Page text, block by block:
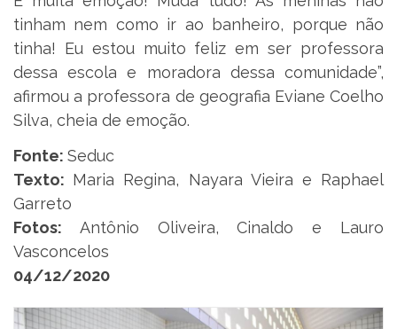
tinham nem como ir ao banheiro, porque não
tinha! Eu estou muito feliz em ser professora
dessa escola e moradora dessa comunidade”,
afirmou a professora de geografia Eviane Coelho
Silva, cheia de emoção.
Fonte: Seduc
Texto: Maria Regina, Nayara Vieira e Raphael
Garreto
Fotos: Antônio Oliveira, Cinaldo e Lauro
Vasconcelos
04/12/2020